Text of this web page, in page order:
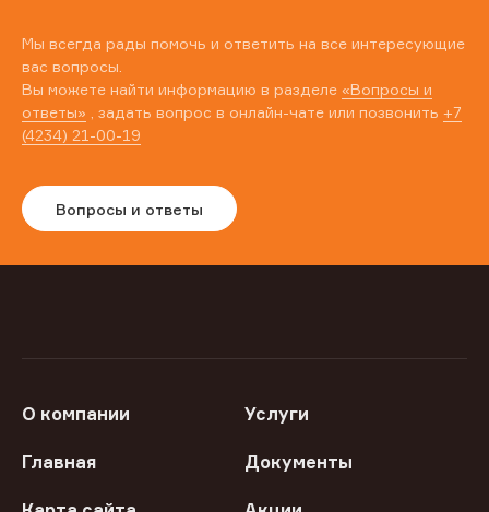
Мы всегда рады помочь и ответить на все интересующие
вас вопросы.
Вы можете найти информацию в разделе «Вопросы и
ответы» , задать вопрос в онлайн-чате или позвонить +7
(4234) 21-00-19
Вопросы и ответы
О компании Услуги
Главная Документы